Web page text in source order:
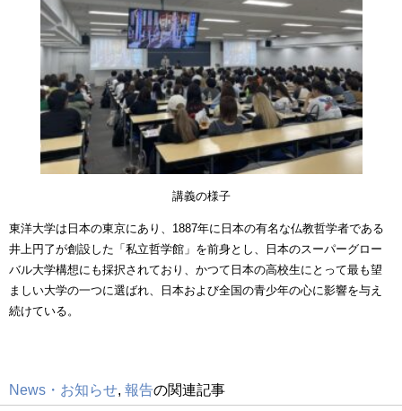
講義の様子
東洋大学は日本の東京にあり、1887年に日本の有名な仏教哲学者である
井上円了が創設した「私立哲学館」を前身とし、日本のスーパーグロー
バル大学構想にも採択されており、かつて日本の高校生にとって最も望
ましい大学の一つに選ばれ、日本および全国の青少年の心に影響を与え
続けている。
News・お知らせ 報告の関連記事